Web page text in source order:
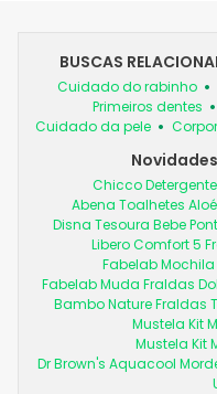
BUSCAS
Cuidado do rabinho
Primeiros dentes
Cuidado da pele
Chicco
Abena Toalhetes
Disna Tesoura Bebe
Libero Comfort 5
Fabelab
Fabelab Muda Fraldas
Bambo Nature Fraldas
Mustela Kit
Mustela Kit
Dr Brown's Aquacool